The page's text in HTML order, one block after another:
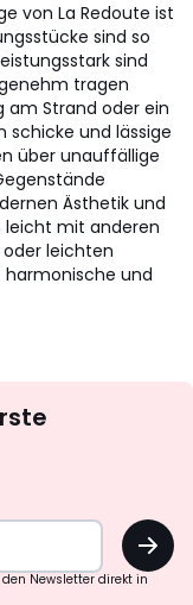
von La Redoute ist
sind so
sind
tragen
am Strand oder ein
schicke und lässige
über unauffällige
Ästhetik und
leicht mit anderen
leichten
und
OK
Newsletter direkt in